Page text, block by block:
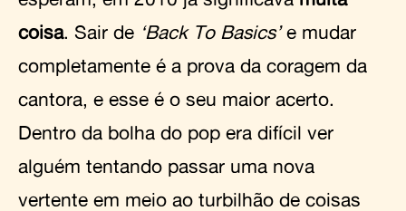
coisa. Sair de ‘Back To Basics’e mudar
completamente é a prova da coragem da
cantora, e esse é o seu maior acerto.
Dentro da bolha do pop era difícil ver
alguém tentando passar uma nova
vertente em meio ao turbilhão de coisas